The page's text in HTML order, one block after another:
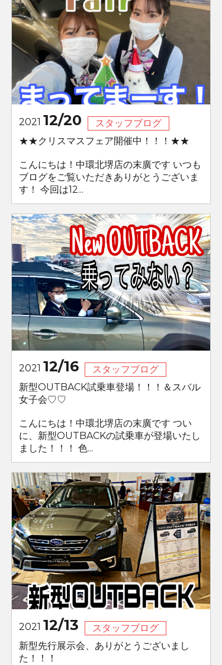
2021 12/20
スタッフブログ
★★クリスマスフェア開催中！！！★★
こんにちは！中環北堺店の末廣です いつも
ブログをご覧いただきありがとうございま
す！ 今回は12...
2021 12/16
スタッフブログ
新型OUTBACK試乗車登場！！！＆スバル
女子会♡♡
こんにちは！中環北堺店の末廣です つい
に、新型OUTBACKの試乗車が登場いたし
ました！！！ 色...
2021 12/13
スタッフブログ
新型先行展示会、ありがとうございまし
た！！！